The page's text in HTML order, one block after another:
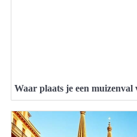
Waar plaats je een muizenval